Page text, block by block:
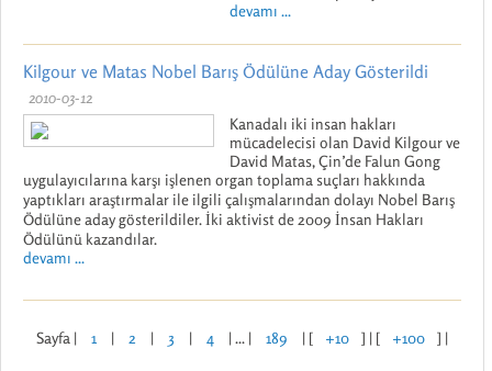
devamı ...
Kilgour ve Matas Nobel Barış Ödülüne Aday Gösterildi
2010-03-12
Kanadalı iki insan hakları
mücadelecisi olan David Kilgour ve
David Matas, Çin’de Falun Gong
uygulayıcılarına karşı işlenen organ toplama suçları hakkında
yaptıkları araştırmalar ile ilgili çalışmalarından dolayı Nobel Barış
Ödülüne aday gösterildiler. İki aktivist de 2009 İnsan Hakları
Ödülünü kazandılar.
devamı ...
Sayfa | 1 | 2 | 3 | 4 | ... | 189 | [ +10 ] | [ +100 ] |